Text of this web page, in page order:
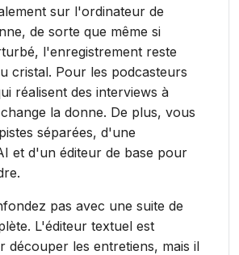
sur l'ordinateur de
de sorte que même si
l'enregistrement reste
cristal. Pour les podcasteurs
réalisent des interviews à
la donne. De plus, vous
séparées, d'une
et d'un éditeur de base pour
pas avec une suite de
L'éditeur textuel est
découper les entretiens, mais il